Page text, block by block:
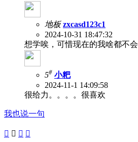
地板 zxcasd123c1
2024-10-31 18:47:32
想学唉，可惜现在的我啥都不会
5# 小粑
2024-11-1 14:09:58
很给力。。。。很喜欢
我也说一句
   